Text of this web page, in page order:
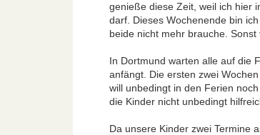
genieße diese Zeit, weil ich hier
darf. Dieses Wochenende bin
beide nicht mehr brauche.
In Dortmund warten alle auf die
anfängt. Die ersten zwei
will unbedingt in den Ferien
die Kinder nicht unbedingt
Da unsere Kinder zwei Termine